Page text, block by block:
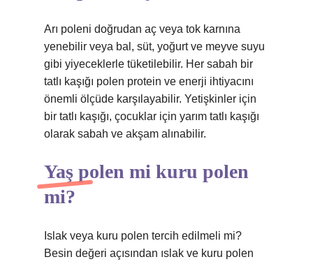
Arı poleni doğrudan aç veya tok karnına
yenebilir veya bal, süt, yoğurt ve meyve suyu
gibi yiyeceklerle tüketilebilir. Her sabah bir
tatlı kaşığı polen protein ve enerji ihtiyacını
önemli ölçüde karşılayabilir. Yetişkinler için
bir tatlı kaşığı, çocuklar için yarım tatlı kaşığı
olarak sabah ve akşam alınabilir.
Yaş polen mi kuru polen
mi?
Islak veya kuru polen tercih edilmeli mi?
Besin değeri açısından ıslak ve kuru polen